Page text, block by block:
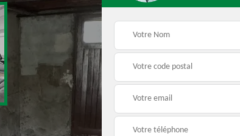
Débarras de grenier et
cave 33
Déménagement